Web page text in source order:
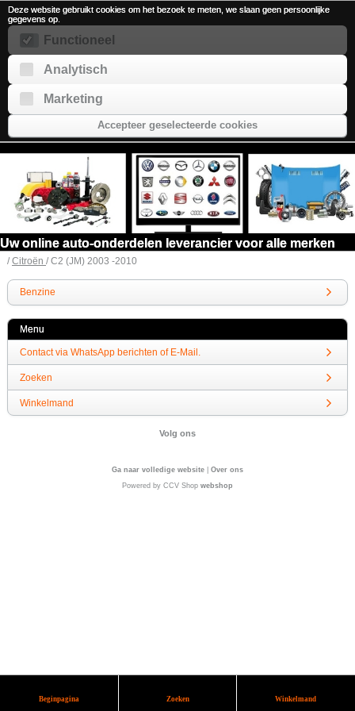
Deze website gebruikt cookies om het bezoek te meten, we slaan geen persoonlijke
gegevens op.
Functioneel
Analytisch
Marketing
Accepteer geselecteerde cookies
Uw online auto-onderdelen leverancier voor alle merken
/Citroën / C2 (JM) 2003 -2010
Benzine
Menu
Contact via WhatsApp berichten of E-Mail.
Zoeken
Winkelmand
Volg ons
Ga naar volledige website
Over ons
Powered by CCV Shop webshop
Beginpagina Zoeken Winkelmand